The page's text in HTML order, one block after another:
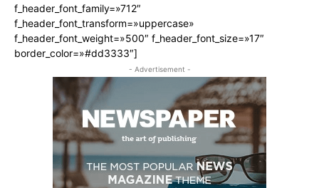
f_header_font_family=»712″
f_header_font_transform=»uppercase»
f_header_font_weight=»500″ f_header_font_size=»17″
border_color=»#dd3333″]
- Advertisement -